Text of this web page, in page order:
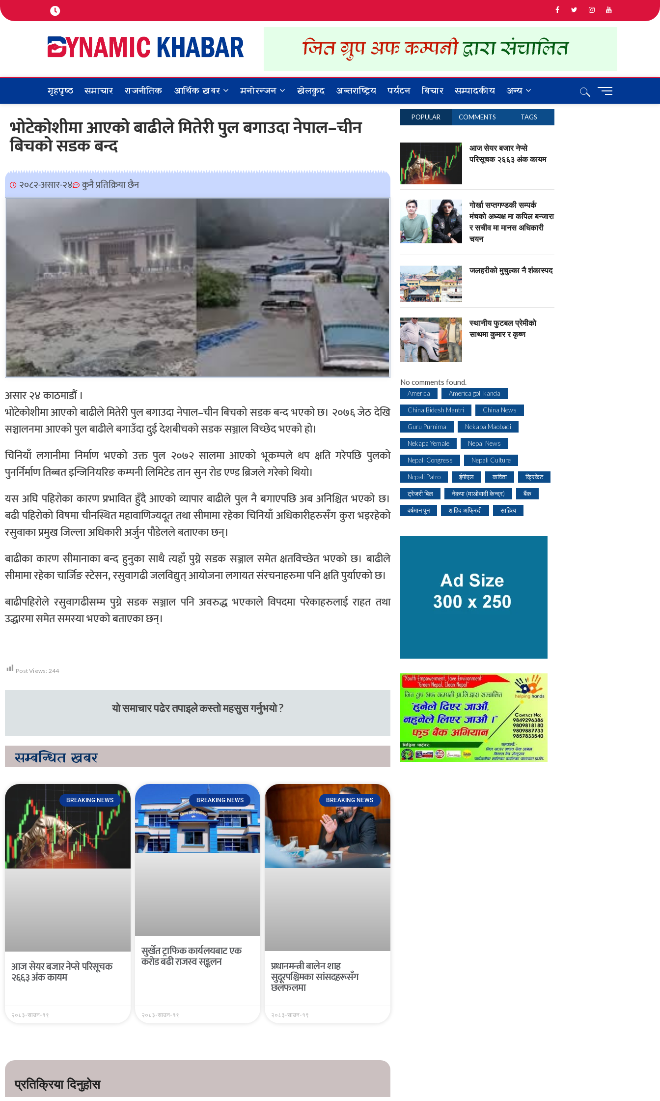
Dynamic Khabar
ALL NEWS IN NEPAL
गृहपृष्ठ समाचार राजनीतिक आर्थिक खबर मनोरन्जन खेलकुद अन्तराष्ट्रिय पर्यटन बिचार सम्पादकीय अन्य
M
भोटेकोशीमा आएको बाढीले मितेरी पुल बगाउदा नेपाल–चीन
बिचको सडक बन्द
२०८२-असार-२४ कुनै प्रतिक्रिया छैन
असार २४ काठमाडौं ।
भोटेकोशीमा आएको बाढीले मितेरी पुल बगाउदा नेपाल–चीन बिचको सडक बन्द भएको छ। २०७६ जेठ देखि
सञ्चालनमा आएको पुल बाढीले बगाउँदा दुई देशबीचको सडक सञ्जाल विच्छेद भएको हो।
चिनियाँ लगानीमा निर्माण भएको उक्त पुल २०७२ सालमा आएको भूकम्पले थप क्षति गरेपछि पुलको
पुनर्निर्माण तिब्बत इन्जिनियरिङ कम्पनी लिमिटेड तान सुन रोड एण्ड ब्रिजले गरेको थियो।
यस अघि पहिरोका कारण प्रभावित हुँदै आएको व्यापार बाढीले पुल नै बगाएपछि अब अनिश्चित भएको छ।
बढी पहिरोको विषमा चीनस्थित महावाणिज्यदूत तथा सीमामा रहेका चिनियाँ अधिकारीहरुसँग कुरा भइरहेको
रसुवाका प्रमुख जिल्ला अधिकारी अर्जुन पौडेलले बताएका छन्।
बाढीका कारण सीमानाका बन्द हुनुका साथै त्यहाँ पुग्ने सडक सञ्जाल समेत क्षतविच्छेत भएको छ। बाढीले
सीमामा रहेका चार्जिङ स्टेसन, रसुवागढी जलविद्युत् आयोजना लगायत संरचनाहरुमा पनि क्षति पुर्याएको छ।
बाढीपहिरोले रसुवागढीसम्म पुग्ने सडक सञ्जाल पनि अवरुद्ध भएकाले विपदमा परेकाहरुलाई राहत तथा
उद्धारमा समेत समस्या भएको बताएका छन्।
Post Views: 244
यो समाचार पढेर तपाइले कस्तो महसुस गर्नुभयो ?
सम्बन्धित खबर
BREAKING NEWS
आज सेयर बजार नेप्से परिसूचक
२६६३ अंक कायम
२०८३-साउन-१९
BREAKING NEWS
सुर्खेत ट्राफिक कार्यलयबाट एक
करोड बढी राजस्व सङ्कलन
२०८३-साउन-१९
BREAKING NEWS
प्रधानमन्त्री बालेन शाह
सुदूरपश्चिमका सांसदहरूसँग
छलफलमा
२०८३-साउन-१९
POPULAR COMMENTS TAGS
आज सेयर बजार नेप्से
परिसूचक २६६३ अंक कायम
गोर्खा सप्तगण्डकी सम्पर्क
मंचको अध्यक्ष मा कपिल बन्जारा
र सचीव मा मानस अधिकारी
चयन
जलहरीको मुचुल्का नै शंंकास्पद
स्थानीय फुटबल प्रेमीको
साथमा कुमार र कृष्ण
No comments found.
America America goli kanda
China Bidesh Mantri China News
Guru Purnima Nekapa Maobadi
Nekapa Yemale Nepal News
Nepali Congress Nepali Culture
Nepali Patro ईपीएल कविता क्रिकेट
ट्रेजरी बिल नेकपा (माओवादी केन्द्र) बैंक
वर्षमान पुन शाहिद अफ्रिदी साहित्य